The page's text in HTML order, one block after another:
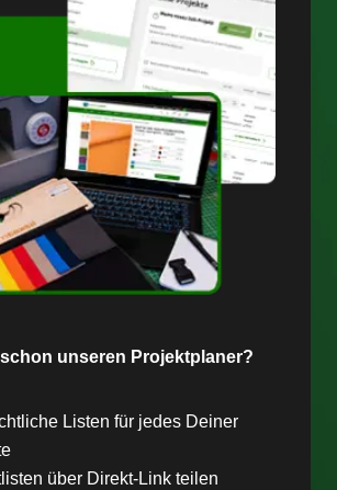
unseren Projektplaner?
Listen für jedes Deiner
über Direkt-Link teilen